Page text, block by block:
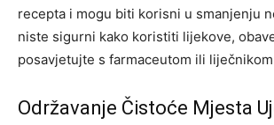
recepta i mogu biti korisni u smanjenju
niste sigurni kako koristiti lijekove,
posavjetujte s farmaceutom ili
Održavanje Čistoće Mjesta